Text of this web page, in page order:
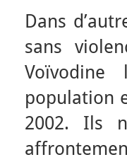
Dans
sans
population
2002. Ils